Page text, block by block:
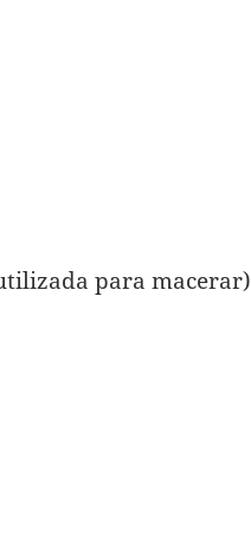
para macerar)